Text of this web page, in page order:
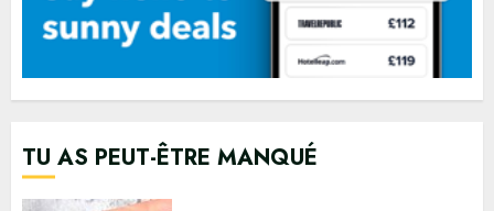
TU AS PEUT-ÊTRE MANQUÉ